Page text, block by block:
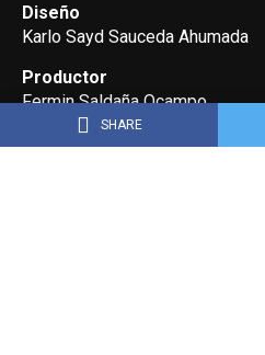
SHARE
Diseño
Karlo Sayd Sauceda Ahumada
Productor
Fermin Saldaña Ocampo